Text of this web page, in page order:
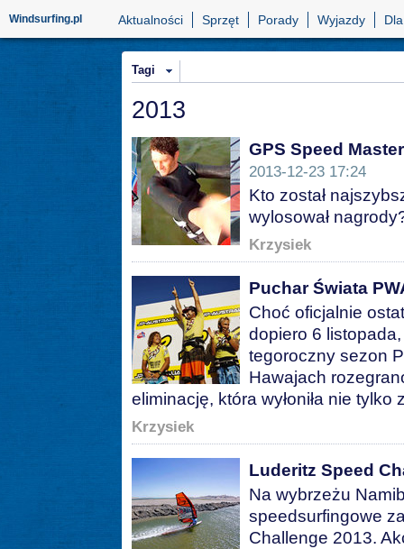
Windsurfing.pl Aktualności Sprzęt Porady Wyjazdy
Tagi
2013
GPS Speed
2013-12-23 17:24
Kto został
wylosował
Krzysiek
Puchar Świata
Choć oficjalnie
dopiero 6
tegoroczny sezon
Hawajach
eliminację, która wyłoniła nie
Krzysiek
Luderitz Speed
Na wybrzeżu
speedsurfingowe
Challenge 2013.